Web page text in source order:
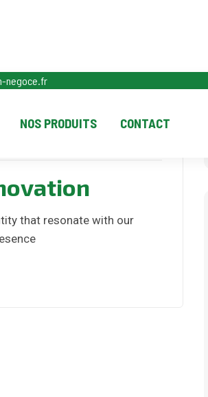
negoce.fr
NOS PRODUITS CONTACT
that resonate with our